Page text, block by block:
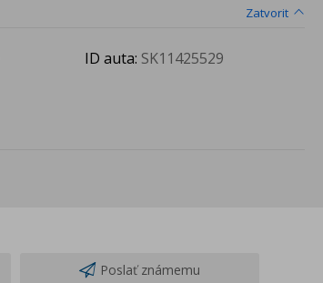
Zatvorit
ID auta: SK11425529
Poslať známemu